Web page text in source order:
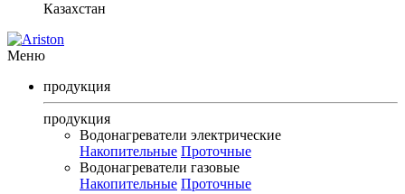
Казахстан
Меню
продукция
продукция
Водонагреватели электрические
Накопительные Проточные
Водонагреватели газовые
Накопительные Проточные